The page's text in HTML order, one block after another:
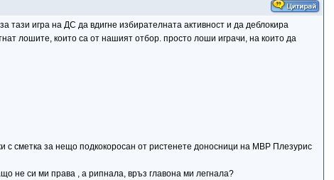
тази игра на ДС да вдигне избирателната активност и да деблокира
лошите, които са от нашият отбор. просто лоши играчи, на които да
с сметка за нещо подкокоросан от ристенете доносници на МВР Плезурис
не си ми права , а рипнала, връз главона ми легнала?